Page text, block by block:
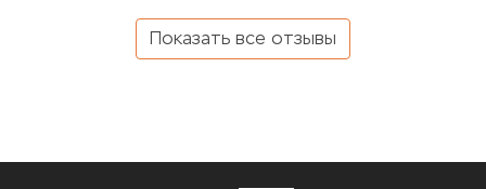
Показать все отзывы